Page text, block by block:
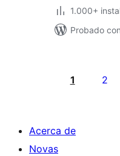
1.000+
Probado
1 2
Acerca de
Novas